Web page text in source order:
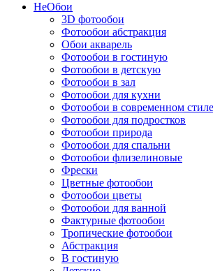
НеОбои
3D фотообои
Фотообои абстракция
Обои акварель
Фотообои в гостиную
Фотообои в детскую
Фотообои в зал
Фотообои для кухни
Фотообои в современном стиле
Фотообои для подростков
Фотообои природа
Фотообои для спальни
Фотообои флизелиновые
Фрески
Цветные фотообои
Фотообои цветы
Фотообои для ванной
Фактурные фотообои
Тропические фотообои
Абстракция
В гостиную